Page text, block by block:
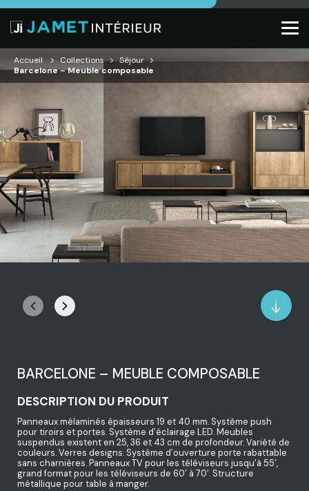
Accueil Collections
Séjour
Barcelone – Meuble composable
BARCELONE – MEUBLE COMPOSABLE
DESCRIPTION DU PRODUIT
Panneaux mélaminés épaisseurs 19 et 40 mm. Système push
pour tiroirs et portes. Système d’éclairage LED. Meubles
suspendus existent en 25, 36 et 43 cm de profondeur. Variété de
couleurs. Verres designs. Système d’ouverture porte rabattable
sans charnières. Panneaux TV pour les téléviseurs jusqu’à 55’,
grand format pour les téléviseurs de 60’ à 70’. Structure
métallique pour table à manger.